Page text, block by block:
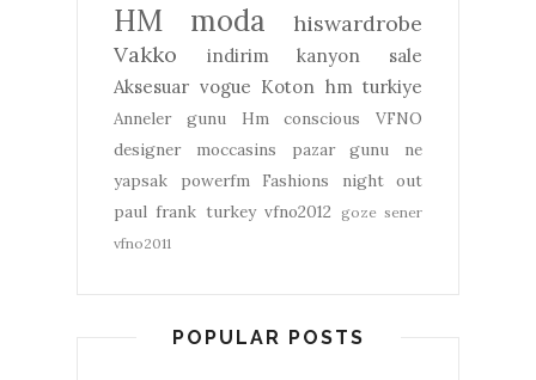
HM moda
hiswardrobe
Vakko
indirim kanyon
sale
Aksesuar vogue Koton hm turkiye
Anneler gunu Hm conscious
VFNO
designer
moccasins
pazar gunu ne
yapsak
powerfm
Fashions night out
paul frank turkey vfno2012
goze sener
vfno2011
POPULAR POSTS